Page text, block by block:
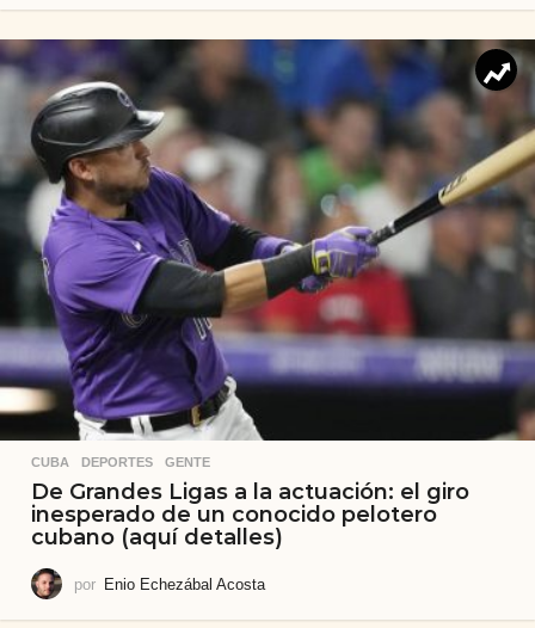
CUBA ,DEPORTES ,GENTE
De Grandes Ligas a la actuación: el giro
inesperado de un conocido pelotero
cubano (aquí detalles)
por Enio Echezábal Acosta